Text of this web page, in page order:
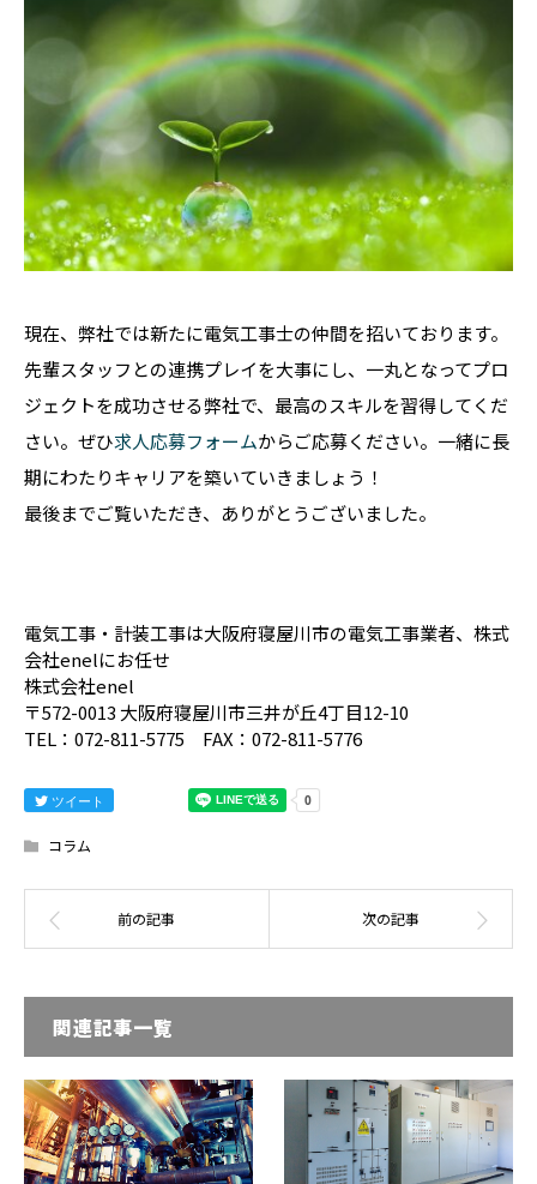
現在、弊社では新たに電気工事士の仲間を招いております。
先輩スタッフとの連携プレイを大事にし、一丸となってプロ
ジェクトを成功させる弊社で、最高のスキルを習得してくだ
さい。ぜひ求人応募フォームからご応募ください。一緒に長
期にわたりキャリアを築いていきましょう！
最後までご覧いただき、ありがとうございました。
電気工事・計装工事は大阪府寝屋川市の電気工事業者、株式
会社enelにお任せ
株式会社enel
〒572-0013 大阪府寝屋川市三井が丘4丁目12-10
TEL：072-811-5775 FAX：072-811-5776
ツイート
コラム
関連記事一覧